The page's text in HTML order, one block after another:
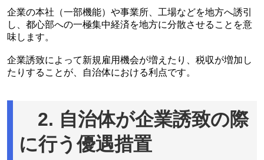
企業の本社（一部機能）や事業所、工場などを地方へ誘引
し、都心部への一極集中経済を地方に分散させることを意
味します。
企業誘致によって新規雇用機会が増えたり、税収が増加し
たりすることが、自治体における利点です。
2. 自治体が企業誘致の際
に行う優遇措置